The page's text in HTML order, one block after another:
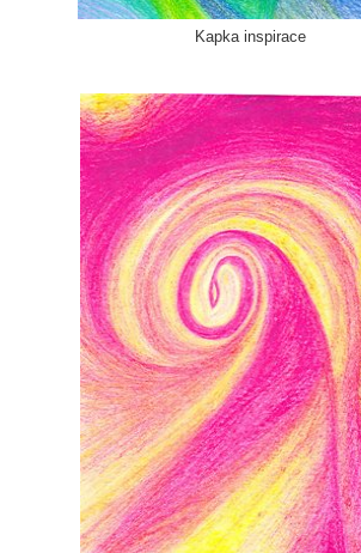
Kapka inspirace